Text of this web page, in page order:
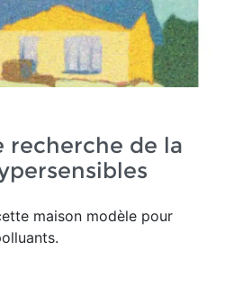
recherche de la
maison modèle pour